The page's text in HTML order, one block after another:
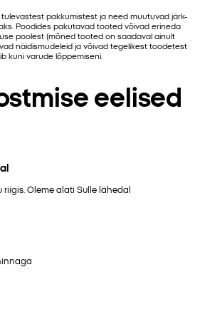
pakkumistest ja need muutuvad järk-
Poodides pakutavad tooted võivad erineda
poolest (mõned tooted on saadaval ainult
näidismudeleid ja võivad tegelikest toodetest
kuni varude lõppemiseni.
eelised
riigis. Oleme alati Sulle lähedal